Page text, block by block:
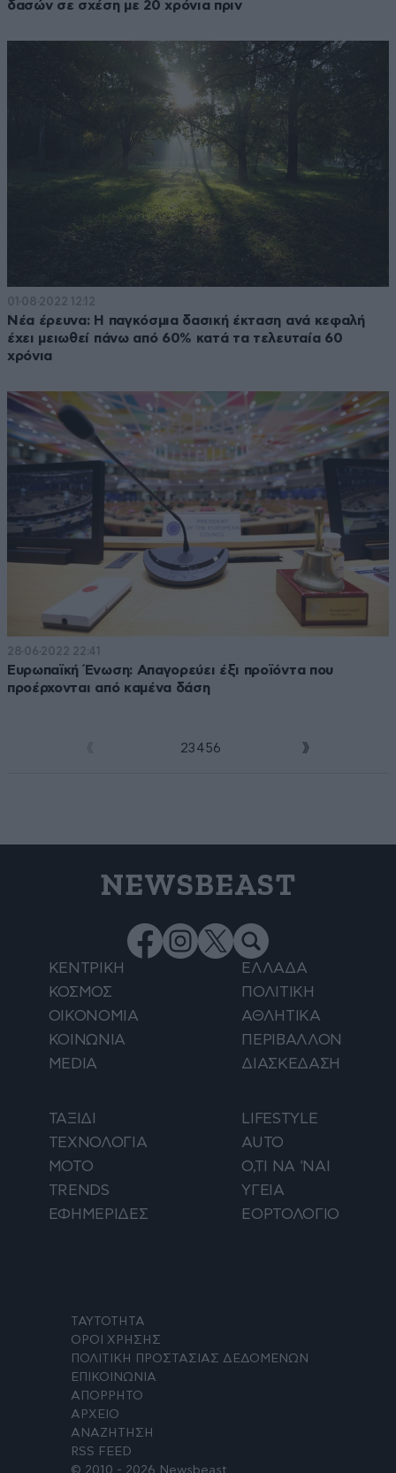
δασών σε σχέση με 20 χρόνια πριν
01·08·2022 12:12
Νέα έρευνα: Η παγκόσμια δασική έκταση ανά κεφαλή
έχει μειωθεί πάνω από 60% κατά τα τελευταία 60
χρόνια
28·06·2022 22:41
Ευρωπαϊκή Ένωση: Απαγορεύει έξι προϊόντα που
προέρχονται από καμένα δάση
23 4 56
NEWSBEAST
ΚΕΝΤΡΙΚΗ
ΕΛΛΑΔΑ
ΚΟΣΜΟΣ
ΠΟΛΙΤΙΚΗ
ΟΙΚΟΝΟΜΙΑ
ΑΘΛΗΤΙΚΑ
ΚΟΙΝΩΝΙΑ
ΠΕΡΙΒΑΛΛΟΝ
MEDIA
ΔΙΑΣΚΕΔΑΣΗ
ΤΑΞΙΔΙ
LIFESTYLE
ΤΕΧΝΟΛΟΓΙΑ
AUTO
ΜΟΤΟ
Ο,ΤΙ ΝΑ 'ΝΑΙ
TRENDS
ΥΓΕΙΑ
ΕΦΗΜΕΡΙΔΕΣ
ΕΟΡΤΟΛΟΓΙΟ
ΤΑΥΤΟΤΗΤΑ
ΟΡΟΙ ΧΡΗΣΗΣ
ΠΟΛΙΤΙΚΗ ΠΡΟΣΤΑΣΙΑΣ ΔΕΔΟΜΕΝΩΝ
ΕΠΙΚΟΙΝΩΝΙΑ
ΑΠΟΡΡΗΤΟ
ΑΡΧΕΙΟ
ΑΝΑΖΗΤΗΣΗ
RSS FEED
© 2010 - 2026 Newsbeast